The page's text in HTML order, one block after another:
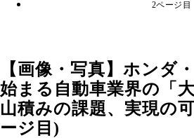
2ページ目
【画像・写真】ホンダ
始まる自動車業界の「大
山積みの課題、実現の
ージ目)